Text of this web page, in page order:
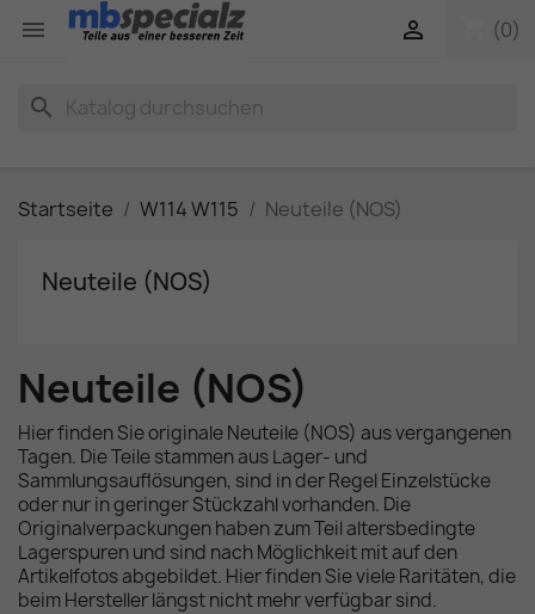
 (0)

search
Startseite W114 W115 Neuteile (NOS)
Neuteile (NOS)
Neuteile (NOS)
Hier finden Sie originale Neuteile (NOS) aus vergangenen
Tagen. Die Teile stammen aus Lager- und
Sammlungsauflösungen, sind in der Regel Einzelstücke
oder nur in geringer Stückzahl vorhanden. Die
Originalverpackungen haben zum Teil altersbedingte
Lagerspuren und sind nach Möglichkeit mit auf den
Artikelfotos abgebildet. Hier finden Sie viele Raritäten, die
beim Hersteller längst nicht mehr verfügbar sind.